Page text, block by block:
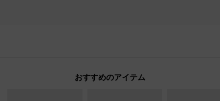
おすすめのアイテム